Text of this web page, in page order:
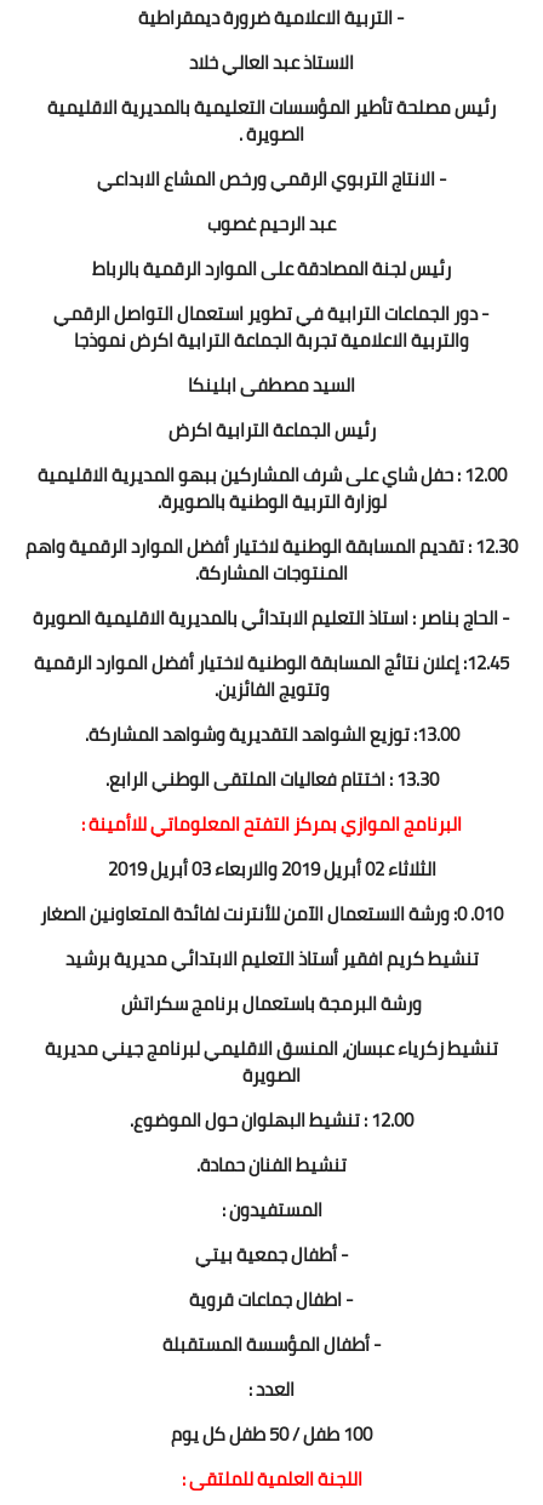
- التربية الاعلامية ضرورة ديمقراطية
الاستاذ عبد العالي خلاد
رئيس مصلحة تأطير المؤسسات التعليمية بالمديرية الاقليمية
الصويرة .
- الانتاج التربوي الرقمي ورخص المشاع الابداعي
عبد الرحيم غصوب
رئيس لجنة المصادقة على الموارد الرقمية بالرباط
- دور الجماعات الترابية في تطوير استعمال التواصل الرقمي
والتربية الاعلامية تجربة الجماعة الترابية اكرض نموذجا
السيد مصطفى ابلينكا
رئيس الجماعة الترابية اكرض
12.00 : حفل شاي على شرف المشاركين ببهو المديرية الاقليمية
لوزارة التربية الوطنية بالصويرة.
12.30 : تقديم المسابقة الوطنية لاختيار أفضل الموارد الرقمية واهم
المنتوجات المشاركة.
- الحاج بناصر : استاذ التعليم الابتدائي بالمديرية الاقليمية الصويرة
12.45: إعلان نتائج المسابقة الوطنية لاختيار أفضل الموارد الرقمية
وتتويج الفائزين.
13.00: توزيع الشواهد التقديرية وشواهد المشاركة.
13.30 : اختتام فعاليات الملتقى الوطني الرابع.
البرنامج الموازي بمركز التفتح المعلوماتي للاأمينة :
الثلاثاء 02 أبريل 2019 والاربعاء 03 أبريل 2019
010. 0: ورشة الاستعمال الآمن للأنترنت لفائدة المتعاونين الصغار
تنشيط كريم افقير أستاذ التعليم الابتدائي مديرية برشيد
ورشة البرمجة باستعمال برنامج سكراتش
تنشيط زكرياء عبسان، المنسق الاقليمي لبرنامج جيني مديرية
الصويرة
12.00 : تنشيط البهلوان حول الموضوع.
تنشيط الفنان حمادة.
المستفيدون :
- أطفال جمعية بيتي
- اطفال جماعات قروية
- أطفال المؤسسة المستقبلة
العدد :
100 طفل / 50 طفل كل يوم
اللجنة العلمية للملتقى :